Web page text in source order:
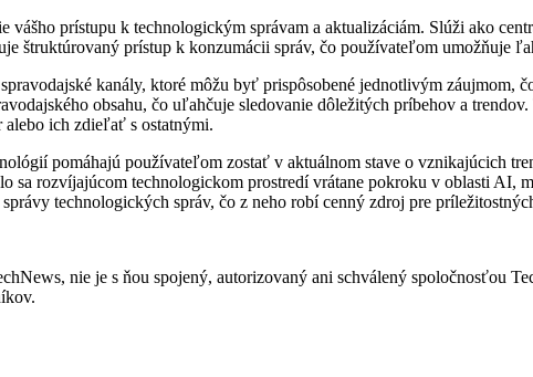
vášho prístupu k technologickým správam a aktualizáciám. Slúži ako
štruktúrovaný prístup k konzumácii správ, čo používateľom umožňuje
kanály, ktoré môžu byť prispôsobené jednotlivým záujmom,
obsahu, čo uľahčuje sledovanie dôležitých príbehov a
ich zdieľať s ostatnými.
pomáhajú používateľom zostať v aktuálnom stave o vznikajúcich
sa rozvíjajúcom technologickom prostredí vrátane pokroku v oblasti AI,
technologických správ, čo z neho robí cenný zdroj pre
nie je s ňou spojený, autorizovaný ani schválený spoločnosťou